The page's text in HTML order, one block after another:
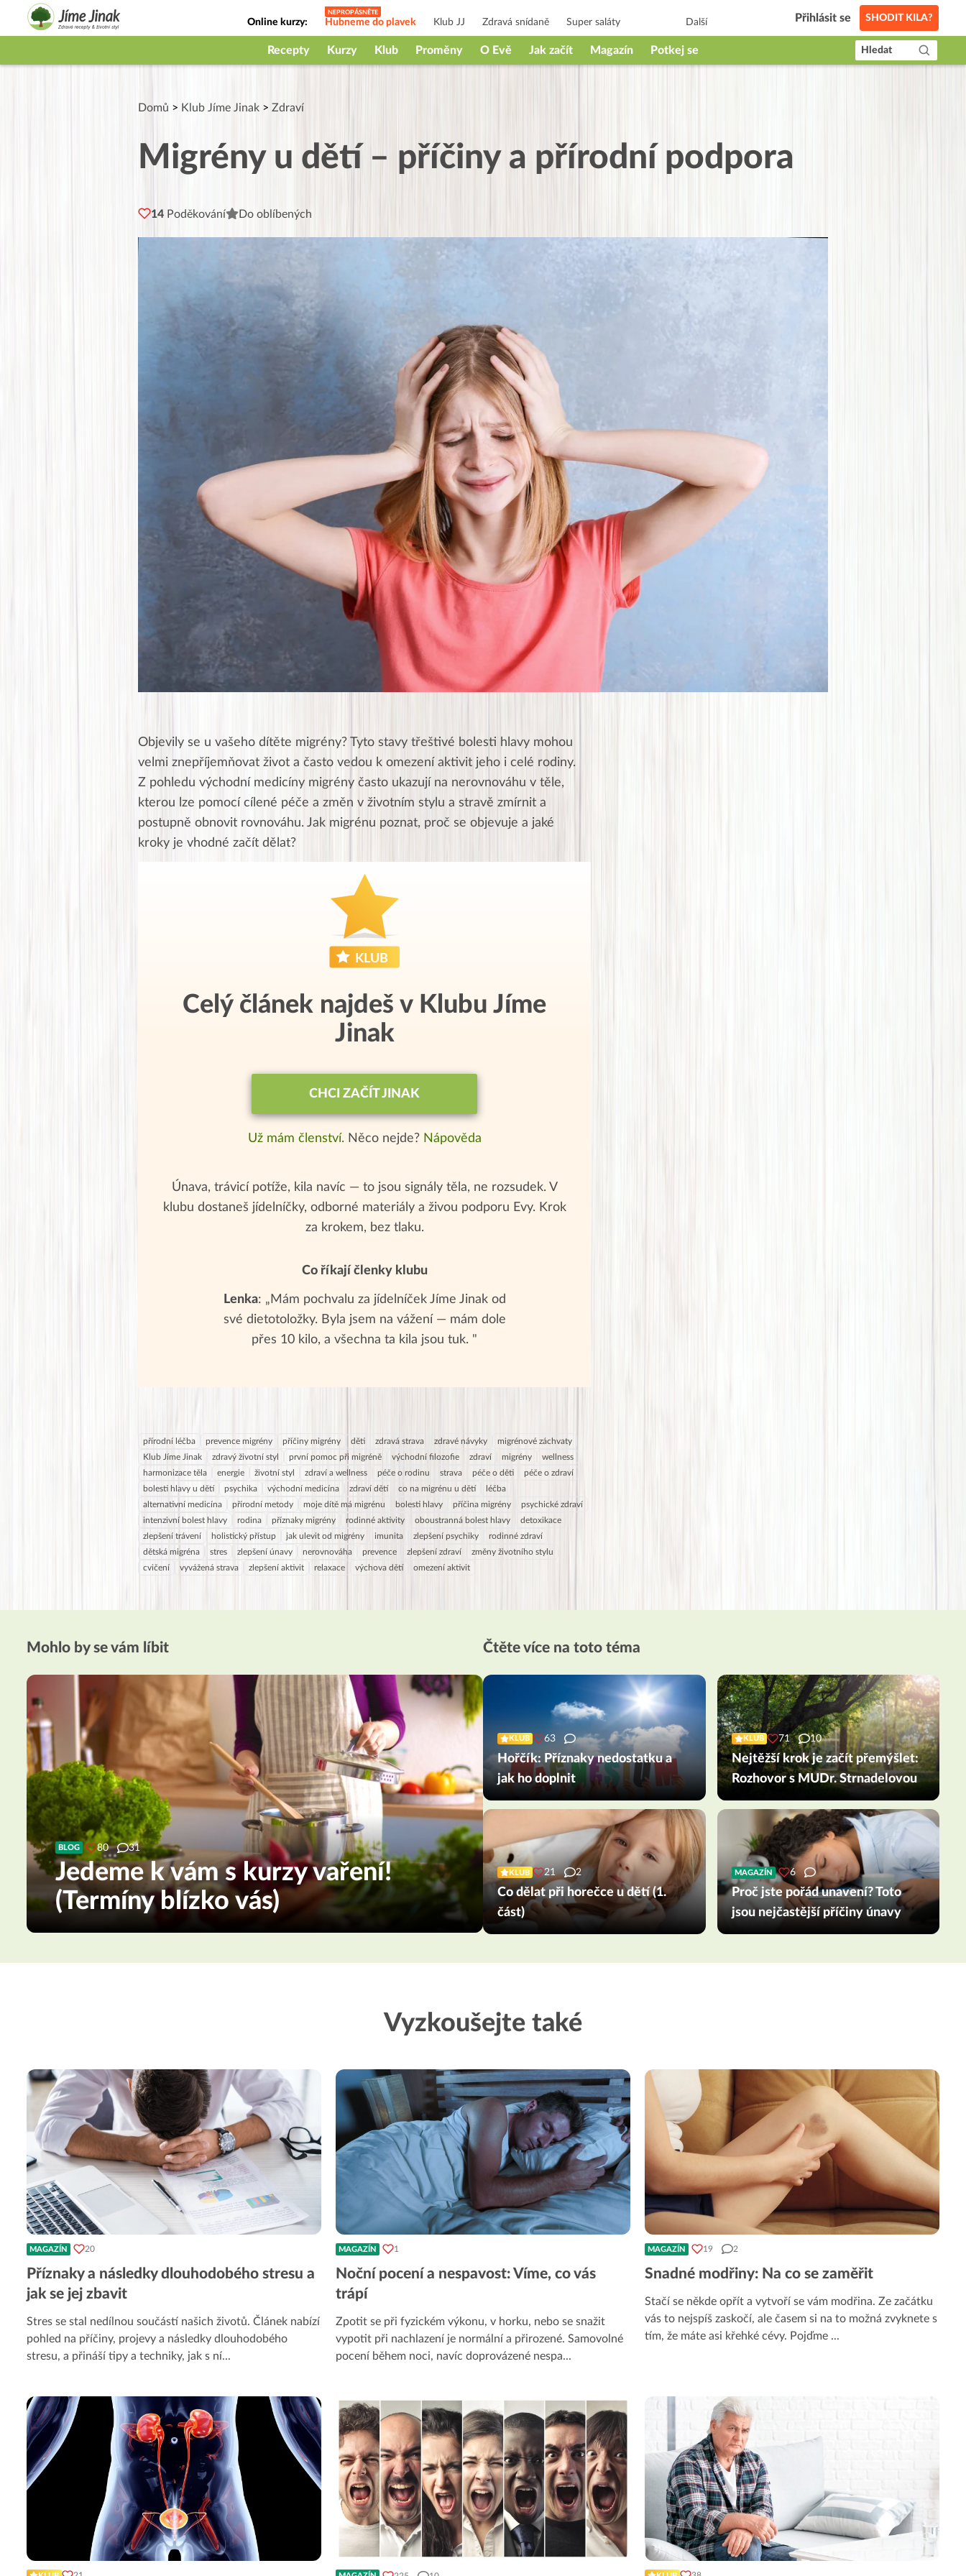
Online kurzy: Hubneme do plavek Klub JJ Zdravá snídaně Super saláty
Jak na babičky
Další Přihlásit se SHODIT KILA?
Recepty Kurzy Klub Proměny O Evě Jak začít Magazín Potkej se Hledat
Domů > Klub Jíme Jinak > Zdraví
Migrény u dětí – příčiny a přírodní podpora
14 Poděkování Do oblíbených
Objevily se u vašeho dítěte migrény? Tyto stavy třeštivé bolesti hlavy mohou
velmi znepříjemňovat život a často vedou k omezení aktivit jeho i celé rodiny.
Z pohledu východní medicíny migrény často ukazují na nerovnováhu v těle,
kterou lze pomocí cílené péče a změn v životním stylu a stravě zmírnit a
postupně obnovit rovnováhu. Jak migrénu poznat, proč se objevuje a jaké
kroky je vhodné začít dělat?
Celý článek najdeš v Klubu Jíme
Jinak
CHCI ZAČÍT JINAK
Už mám členství. Něco nejde? Nápověda
Únava, trávicí potíže, kila navíc — to jsou signály těla, ne rozsudek. V
klubu dostaneš jídelníčky, odborné materiály a živou podporu Evy. Krok
za krokem, bez tlaku.
Co říkají členky klubu
Lenka: „Mám pochvalu za jídelníček Jíme Jinak od
své dietotoložky. Byla jsem na vážení — mám dole
přes 10 kilo, a všechna ta kila jsou tuk. "
přírodní léčba prevence migrény příčiny migrény děti zdravá strava zdravé návyky
migrénové záchvaty
Klub Jíme Jinak
zdravý životní styl první pomoc při migréně východní filozofie zdraví migrény
wellness
harmonizace těla
energie životní styl zdraví a wellness péče o rodinu strava péče o děti
péče o zdraví
bolesti hlavy u dětí
psychika východní medicína zdraví dětí co na migrénu u dětí
léčba
alternativní medicína
přírodní metody moje dítě má migrénu bolesti hlavy příčina migrény
psychické zdraví
intenzivní bolest hlavy
rodina příznaky migrény rodinné aktivity oboustranná bolest hlavy
detoxikace
zlepšení trávení
holistický přístup jak ulevit od migrény imunita zlepšení psychiky
rodinné zdraví
dětská migréna
stres zlepšení únavy nerovnováha prevence zlepšení zdraví
změny životního stylu
cvičení
vyvážená strava zlepšení aktivit relaxace výchova dětí omezení aktivit
Mohlo by se vám líbit
BLOG 80 31
Jedeme k vám s kurzy vaření!
(Termíny blízko vás)
Čtěte více na toto téma
KLUB 63
Hořčík: Příznaky nedostatku a
jak ho doplnit
KLUB 71 10
Nejtěžší krok je začít přemýšlet:
Rozhovor s MUDr. Strnadelovou
KLUB 21 2
Co dělat při horečce u dětí (1.
část)
MAGAZÍN 6
Proč jste pořád unavení? Toto
jsou nejčastější příčiny únavy
Vyzkoušejte také
MAGAZÍN 20
Příznaky a následky dlouhodobého stresu a
jak se jej zbavit
Stres se stal nedílnou součástí našich životů. Článek nabízí
pohled na příčiny, projevy a následky dlouhodobého
stresu, a přináší tipy a techniky, jak s ní...
MAGAZÍN 1
Noční pocení a nespavost: Víme, co vás
trápí
Zpotit se při fyzickém výkonu, v horku, nebo se snažit
vypotit při nachlazení je normální a přirozené. Samovolné
pocení během noci, navíc doprovázené nespa...
MAGAZÍN 19 2
Snadné modřiny: Na co se zaměřit
Stačí se někde opřít a vytvoří se vám modřina. Ze začátku
vás to nejspíš zaskočí, ale časem si na to možná zvyknete s
tím, že máte asi křehké cévy. Pojďme ...